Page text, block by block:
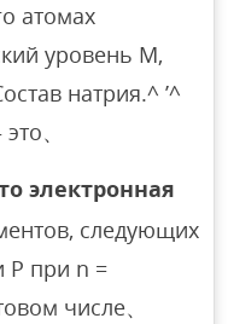
атомах
уровень M,
натрия.^ ’^
、
электронная
следующих
P при n =
числе、